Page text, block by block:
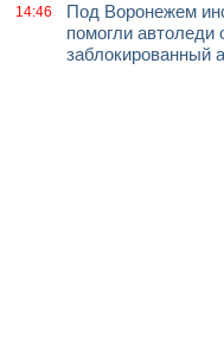
14:46
Под Воронежем
помогли автоледи
заблокированный